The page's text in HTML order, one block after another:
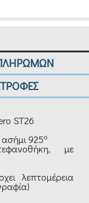
ST26
925ο
με
λεπτομέρεια